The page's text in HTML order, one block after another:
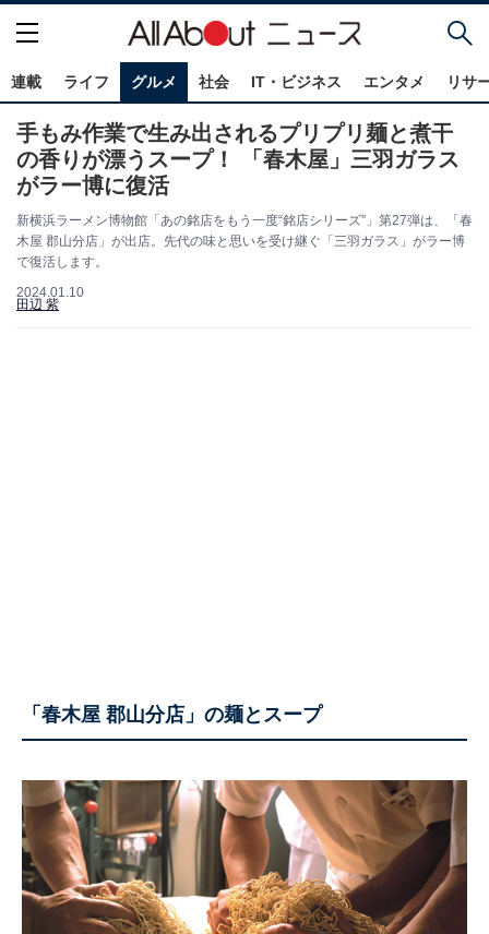
連載 ライフ グルメ 社会 IT・ビジネス エンタメ リサ
手もみ作業で生み出されるプリプリ麺と煮干
の香りが漂うスープ！ 「春木屋」三羽ガラス
がラー博に復活
新横浜ラーメン博物館「あの銘店をもう一度“銘店シリーズ”」第27弾は、「春
木屋 郡山分店」が出店。先代の味と思いを受け継ぐ「三羽ガラス」がラー博
で復活します。
2024.01.10
田辺 紫
「春木屋 郡山分店」の麺とスープ